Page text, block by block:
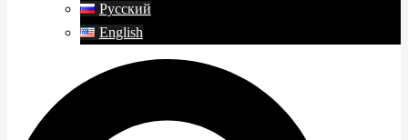
Русский
English